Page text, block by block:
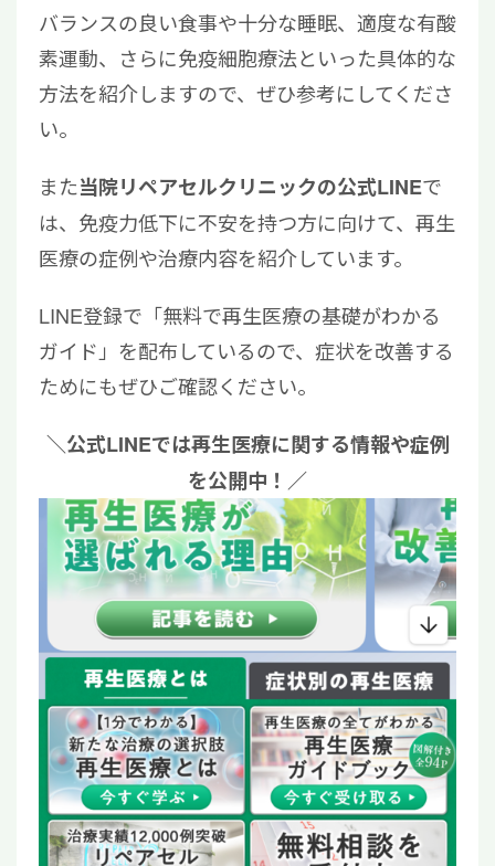
バランスの良い食事や十分な睡眠、適度な有酸
素運動、さらに免疫細胞療法といった具体的な
方法を紹介しますので、ぜひ参考にしてくださ
い。
また当院リペアセルクリニックの公式LINEで
は、免疫力低下に不安を持つ方に向けて、再生
医療の症例や治療内容を紹介しています。
LINE登録で「無料で再生医療の基礎がわかる
ガイド」を配布しているので、症状を改善する
ためにもぜひご確認ください。
＼公式LINEでは再生医療に関する情報や症例
を公開中！／